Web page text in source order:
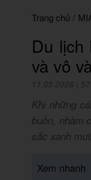
Trang chủ /
Du
và vô
11.05.2026
Khi những
buồn, nhàm
sắc xanh
Xem nhanh